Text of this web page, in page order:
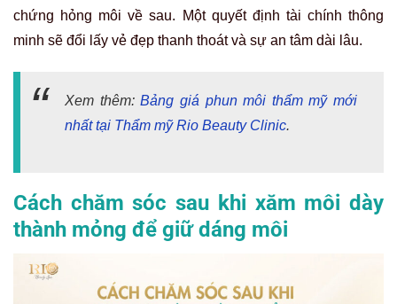
chứng hỏng môi về sau. Một quyết định tài chính thông
minh sẽ đổi lấy vẻ đẹp thanh thoát và sự an tâm dài lâu.
Xem thêm:Bảng giá phun môi thẩm mỹ mới
nhất tại Thẩm mỹ Rio Beauty Clinic.
Cách chăm sóc sau khi xăm môi dày
thành mỏng để giữ dáng môi